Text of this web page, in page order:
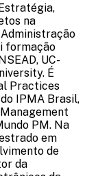
na
Administração
formação
UC-
É
Practices
IPMA Brasil,
PM. Na
em
de
da